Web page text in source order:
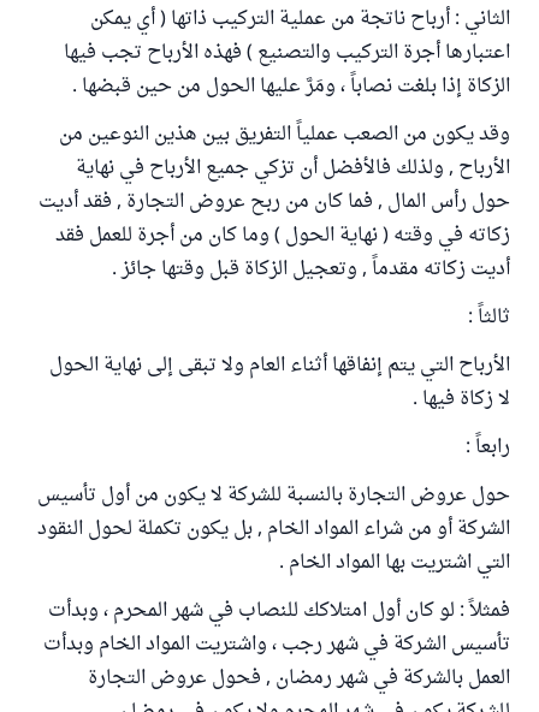
الثاني : أرباح ناتجة من عملية التركيب ذاتها ( أي يمكن
اعتبارها أجرة التركيب والتصنيع ) فهذه الأرباح تجب فيها
الزكاة إذا بلغت نصاباً ، ومَرَّ عليها الحول من حين قبضها .
وقد يكون من الصعب عملياً التفريق بين هذين النوعين من
الأرباح , ولذلك فالأفضل أن تزكي جميع الأرباح في نهاية
حول رأس المال , فما كان من ربح عروض التجارة , فقد أديت
زكاته في وقته ( نهاية الحول ) وما كان من أجرة للعمل فقد
أديت زكاته مقدماً , وتعجيل الزكاة قبل وقتها جائز .
ثالثاً :
الأرباح التي يتم إنفاقها أثناء العام ولا تبقى إلى نهاية الحول
لا زكاة فيها .
رابعاً :
حول عروض التجارة بالنسبة للشركة لا يكون من أول تأسيس
الشركة أو من شراء المواد الخام , بل يكون تكملة لحول النقود
التي اشتريت بها المواد الخام .
فمثلاً : لو كان أول امتلاكك للنصاب في شهر المحرم ، وبدأت
تأسيس الشركة في شهر رجب ، واشتريت المواد الخام وبدأت
العمل بالشركة في شهر رمضان , فحول عروض التجارة